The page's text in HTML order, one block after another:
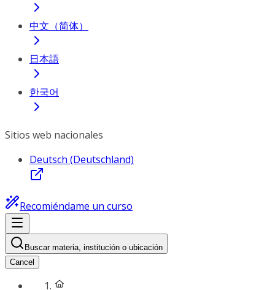
中文（简体）
日本語
한국어
Sitios web nacionales
Deutsch (Deutschland)
Recomiéndame un curso
Buscar materia, institución o ubicación
Cancel